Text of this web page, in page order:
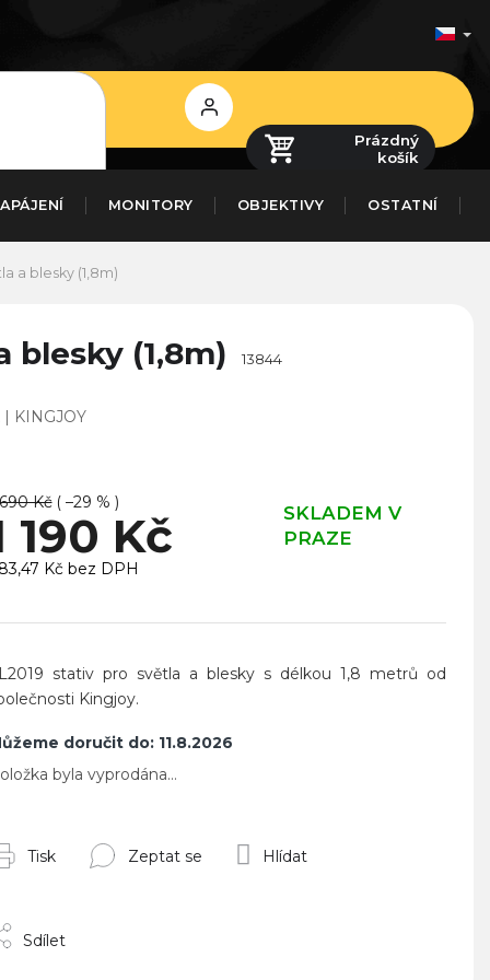
Přihlášení
Prázdný
košík
MONITORY OBJEKTIVY OSTATNÍ
a blesky (1,8m)
blesky (1,8m) 13844
KINGJOY
Kč ( –29 % )
190 Kč
SKLADEM V
PRAZE
Kč bez DPH
doručit do: 11.8.2026
byla vyprodána…
stativ pro světla a blesky s délkou 1,8 metrů od
Kingjoy.
Tisk Zeptat se Hlídat
Sdílet